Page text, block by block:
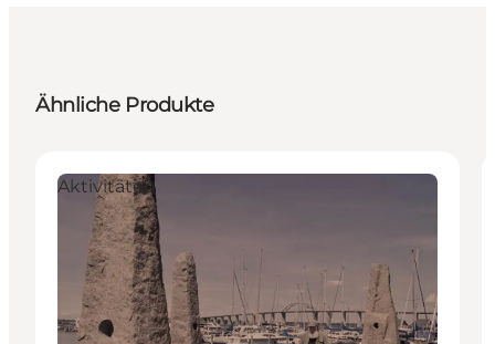
Ähnliche Produkte
Aktivitäten